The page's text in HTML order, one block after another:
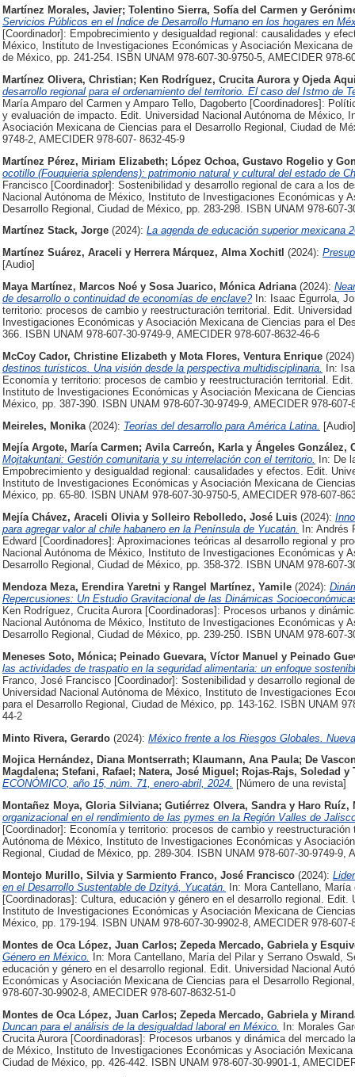
Martínez Morales, Javier; Tolentino Sierra, Sofía del Carmen y
Servicios Públicos en el Índice de Desarrollo Humano en los hogares en
[Coordinador]: Empobrecimiento y desigualdad regional: causalidades y
México, Instituto de Investigaciones Económicas y Asociación Mexicana
de México, pp. 241-254. ISBN UNAM 978-607-30-9750-5, AMECIDER 978-
Martínez Olivera, Christian; Ken Rodríguez, Crucita Aurora y Ojeda
desarrollo regional para el ordenamiento del territorio. El caso del Istmo de
María Amparo del Carmen y Amparo Tello, Dagoberto [Coordinadores]:
y evaluación de impacto. Edit. Universidad Nacional Autónoma de México,
Asociación Mexicana de Ciencias para el Desarrollo Regional, Ciudad de
9748-2, AMECIDER 978-607- 8632-45-9
Martínez Pérez, Miriam Elizabeth; López Ochoa, Gustavo Rogelio y
ocotillo (Fouquieria splendens): patrimonio natural y cultural del estado de
Francisco [Coordinador]: Sostenibilidad y desarrollo regional de cara a los
Nacional Autónoma de México, Instituto de Investigaciones Económicas y
Desarrollo Regional, Ciudad de México, pp. 283-298. ISBN UNAM 978-607-
Martínez Stack, Jorge (2024): La agenda de educación superior mexicana
Martínez Suárez, Araceli y Herrera Márquez, Alma Xochitl (2024):
[Audio]
Maya Martínez, Marcos Noé y Sosa Juarico, Mónica Adriana (2024):
de desarrollo o continuidad de economías de enclave?In: Isaac Egurrola,
territorio: procesos de cambio y reestructuración territorial. Edit.
Investigaciones Económicas y Asociación Mexicana de Ciencias para el
366. ISBN UNAM 978-607-30-9749-9, AMECIDER 978-607-8632-46-6
McCoy Cador, Christine Elizabeth y Mota Flores, Ventura Enrique
destinos turísticos. Una visión desde la perspectiva multidisciplinaria.
In:
Economía y territorio: procesos de cambio y reestructuración territorial.
Instituto de Investigaciones Económicas y Asociación Mexicana de
México, pp. 387-390. ISBN UNAM 978-607-30-9749-9, AMECIDER 978-607-
Meireles, Monika (2024): Teorías del desarrollo para América Latina. [Audio]
Mejía Argote, María Carmen; Avila Carreón, Karlay Ángeles González,
Mojtakuntani: Gestión comunitaria y su interrelación con el territorio.
In: De
Empobrecimiento y desigualdad regional: causalidades y efectos. Edit.
Instituto de Investigaciones Económicas y Asociación Mexicana de
México, pp. 65-80. ISBN UNAM 978-607-30-9750-5, AMECIDER 978-607-
Mejía Chávez, Araceli Oliviay Solleiro Rebolledo, José Luis (2024):
para agregar valor al chile habanero en la Península de Yucatán.
In: Andrés
Edward [Coordinadores]: Aproximaciones teóricas al desarrollo regional y
Nacional Autónoma de México, Instituto de Investigaciones Económicas y
Desarrollo Regional, Ciudad de México, pp. 358-372. ISBN UNAM 978-607-
Mendoza Meza, Erendira Yaretni y Rangel Martínez, Yamile (2024):
Repercusiones: Un Estudio Gravitacional de las Dinámicas
Ken Rodríguez, Crucita Aurora [Coordinadoras]: Procesos urbanos y
Nacional Autónoma de México, Instituto de Investigaciones Económicas y
Desarrollo Regional, Ciudad de México, pp. 239-250. ISBN UNAM 978-607-
Meneses Soto, Mónica; Peinado Guevara, Víctor Manuel y Peinado
las actividades de traspatio en la seguridad alimentaria: un enfoque
Franco, José Francisco [Coordinador]: Sostenibilidad y desarrollo regional
Universidad Nacional Autónoma de México, Instituto de Investigaciones
para el Desarrollo Regional, Ciudad de México, pp. 143-162. ISBN UNAM
44-2
Minto Rivera, Gerardo (2024): México frente a los Riesgos Globales.
Mojica Hernández, Diana Montserrath; Klaumann, Ana Paula; De
Magdalena; Stefani, Rafael ; Natera, José Miguel ; Rojas-Rajs, Soledad y
ECONÓMICO, año 15, núm. 71, enero-abril, 2024. [Número de una revista]
Montañez Moya, Gloria Silviana; Gutiérrez Olvera, Sandray Haro Ruíz,
organizacional en el rendimiento de las pymes en la Región Valles de
[Coordinador]: Economía y territorio: procesos de cambio y
Autónoma de México, Instituto de Investigaciones Económicas y
Regional, Ciudad de México, pp. 289-304. ISBN UNAM 978-607-30-9749-9,
Montejo Murillo, Silvia y Sarmiento Franco, José Francisco (2024):
en el Desarrollo Sustentable de Dzityá, Yucatán.
In: Mora Cantellano,
[Coordinadoras]: Cultura, educación y género en el desarrollo regional.
Instituto de Investigaciones Económicas y Asociación Mexicana de
México, pp. 179-194. ISBN UNAM 978-607-30-9902-8, AMECIDER 978-607-
Montes de Oca López, Juan Carlos; Zepeda Mercado, Gabriela y
Género en México.
In: Mora Cantellano, María del Pilar y Serrano Oswald,
educación y género en el desarrollo regional. Edit. Universidad Nacional
Económicas y Asociación Mexicana de Ciencias para el Desarrollo
978-607-30-9902-8, AMECIDER 978-607-8632-51-0
Montes de Oca López, Juan Carlos; Zepeda Mercado, Gabriela y
Duncan para el análisis de la desigualdad laboral en México. In: Morales
Crucita Aurora [Coordinadoras]: Procesos urbanos y dinámica del mercado
de México, Instituto de Investigaciones Económicas y Asociación
Ciudad de México, pp. 426-442. ISBN UNAM 978-607-30-9901-1,